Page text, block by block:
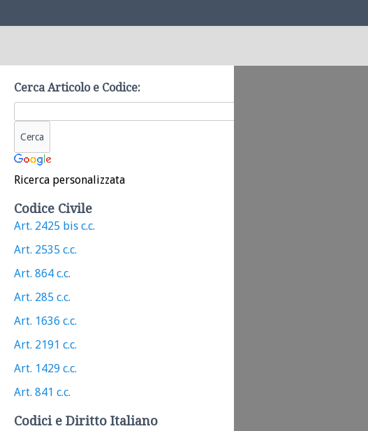
Cerca Articolo e Codice:
Ricerca personalizzata
Codice Civile
Art. 2425 bis c.c.
Art. 2535 c.c.
Art. 864 c.c.
Art. 285 c.c.
Art. 1636 c.c.
Art. 2191 c.c.
Art. 1429 c.c.
Art. 841 c.c.
Codici e Diritto Italiano